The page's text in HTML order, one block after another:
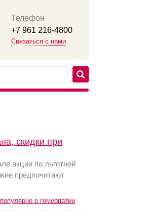
Телефон
+7 961 216-4800
Связаться с нами
скидки при
акции по льготной
предпочитают
популярно о гомеопатии